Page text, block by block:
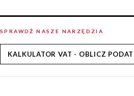
SPRAWDŹ NASZE NARZĘDZIA
KALKULATOR VAT - OBLICZ